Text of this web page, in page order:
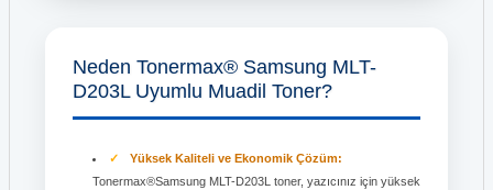
Neden Tonermax® Samsung MLT-
D203L Uyumlu Muadil Toner?
Yüksek Kaliteli ve Ekonomik Çözüm:
Tonermax®Samsung MLT-D203L toner, yazıcınız için yüksek